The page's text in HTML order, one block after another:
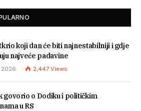
koji dan će biti najnestabilniji i gdje
najveće padavine
2026 2,447 Views
govorio o Dodiku i političkim
u RS